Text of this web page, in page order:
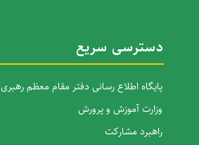
دسترسی سریع
پایگاه اطلاع رسانی دفتر مقام معظم رهبری
وزارت آموزش و پرورش
راهبرد مشارکت